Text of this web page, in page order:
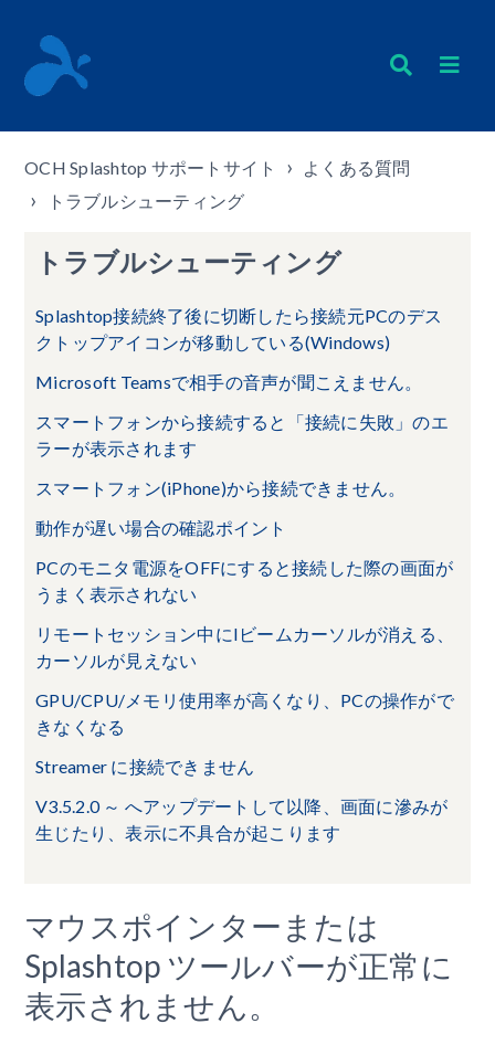
OCH Splashtop サポートサイト
よくある質問
トラブルシューティング
トラブルシューティング
Splashtop接続終了後に切断したら接続元PCのデス
クトップアイコンが移動している(Windows)
Microsoft Teamsで相手の音声が聞こえません。
スマートフォンから接続すると「接続に失敗」のエ
ラーが表示されます
スマートフォン(iPhone)から接続できません。
動作が遅い場合の確認ポイント
PCのモニタ電源をOFFにすると接続した際の画面が
うまく表示されない
リモートセッション中にIビームカーソルが消える、
カーソルが見えない
GPU/CPU/メモリ使用率が高くなり、PCの操作がで
きなくなる
Streamer に接続できません
V3.5.2.0 ～ へアップデートして以降、画面に滲みが
生じたり、表示に不具合が起こります
マウスポインターまたは
Splashtop ツールバーが正常に
表示されません。